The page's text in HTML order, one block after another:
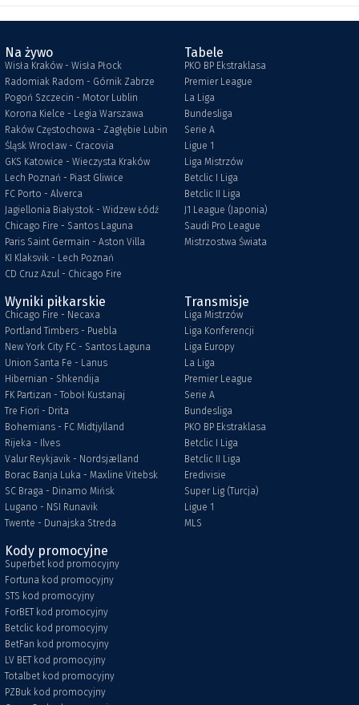
Na żywo
Wisła Kraków - Wisła Płock
Radomiak Radom - Górnik Zabrze
Pogoń Szczecin - Motor Lublin
Korona Kielce - Legia Warszawa
Raków Częstochowa - Zagłębie Lubin
Śląsk Wrocław - Cracovia
GKS Katowice - Wieczysta Kraków
Lech Poznań - Piast Gliwice
FC Porto - Alverca
Jagiellonia Białystok - Widzew Łódź
Chicago Fire - Santos Laguna
Paris Saint Germain - Aston Villa
KI Klaksvik - Lech Poznań
CD Cruz Azul - Chicago Fire
Tabele
PKO BP Ekstraklasa
Premier League
La Liga
Bundesliga
Serie A
Ligue 1
Liga Mistrzów
Betclic I Liga
Betclic II Liga
J1 League (Japonia)
Saudi Pro League
Mistrzostwa Świata
Wyniki piłkarskie
Chicago Fire - Necaxa
Portland Timbers - Puebla
New York City FC - Santos Laguna
Union Santa Fe - Lanus
Hibernian - Shkendija
FK Partizan - Toboł Kustanaj
Tre Fiori - Drita
Bohemians - FC Midtjylland
Rijeka - Ilves
Valur Reykjavik - Nordsjælland
Borac Banja Luka - Maxline Vitebsk
SC Braga - Dinamo Mińsk
Lugano - NSI Runavik
Twente - Dunajska Streda
Transmisje
Liga Mistrzów
Liga Konferencji
Liga Europy
La Liga
Premier League
Serie A
Bundesliga
PKO BP Ekstraklasa
Betclic I Liga
Betclic II Liga
Eredivisie
Super Lig (Turcja)
Ligue 1
MLS
Kody promocyjne
Superbet kod promocyjny
Fortuna kod promocyjny
STS kod promocyjny
ForBET kod promocyjny
Betclic kod promocyjny
BetFan kod promocyjny
LV BET kod promocyjny
Totalbet kod promocyjny
PZBuk kod promocyjny